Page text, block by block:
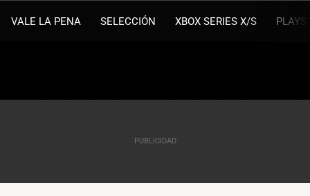
VALE LA PENA SELECCIÓN XBOX SERIES X/S